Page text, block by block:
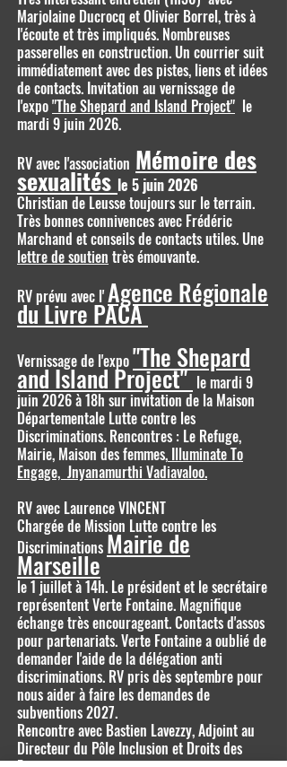
Marjolaine Ducrocq et Olivier Borrel, très à
l'écoute et très impliqués. Nombreuses
passerelles en construction. Un courrier suit
immédiatement avec des pistes, liens et idées
de contacts. Invitation au vernissage de
l'expo"The Shepard and Island Project" le
mardi 9 juin 2026.
RV avec l'association Mémoire des
sexualitésle 5 juin 2026
Christian de Leusse toujours sur le terrain.
Très bonnes connivences avec Frédéric
Marchand et conseils de contacts utiles. Une
lettre de soutien très émouvante.
RV prévu avec l'Agence Régionale
du Livre PACA
Vernissage de l'expo"The Shepard
and Island Project" le mardi 9
juin 2026 à 18h sur invitation de la Maison
Départementale Lutte contre les
Discriminations. Rencontres : Le Refuge,
Mairie, Maison des femmes, Illuminate To
Engage, Jnyanamurthi Vadiavaloo.
RV avec Laurence VINCENT
Chargée de Mission Lutte contre les
DiscriminationsMairie de
Marseille
le 1 juillet à 14h. Le président et le secrétaire
représentent Verte Fontaine. Magnifique
échange très encourageant. Contacts d'assos
pour partenariats. Verte Fontaine a oublié de
demander l'aide de la délégation anti
discriminations. RV pris dès septembre pour
nous aider à faire les demandes de
subventions 2027.
Rencontre avec Bastien Lavezzy, Adjoint au
Directeur du Pôle Inclusion et Droits des